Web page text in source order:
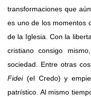
transformaciones que
es uno de los momentos
de la Iglesia. Con la
cristiano consigo
sociedad. Entre otras
Fidei (el Credo) y
patrístico. Al mismo